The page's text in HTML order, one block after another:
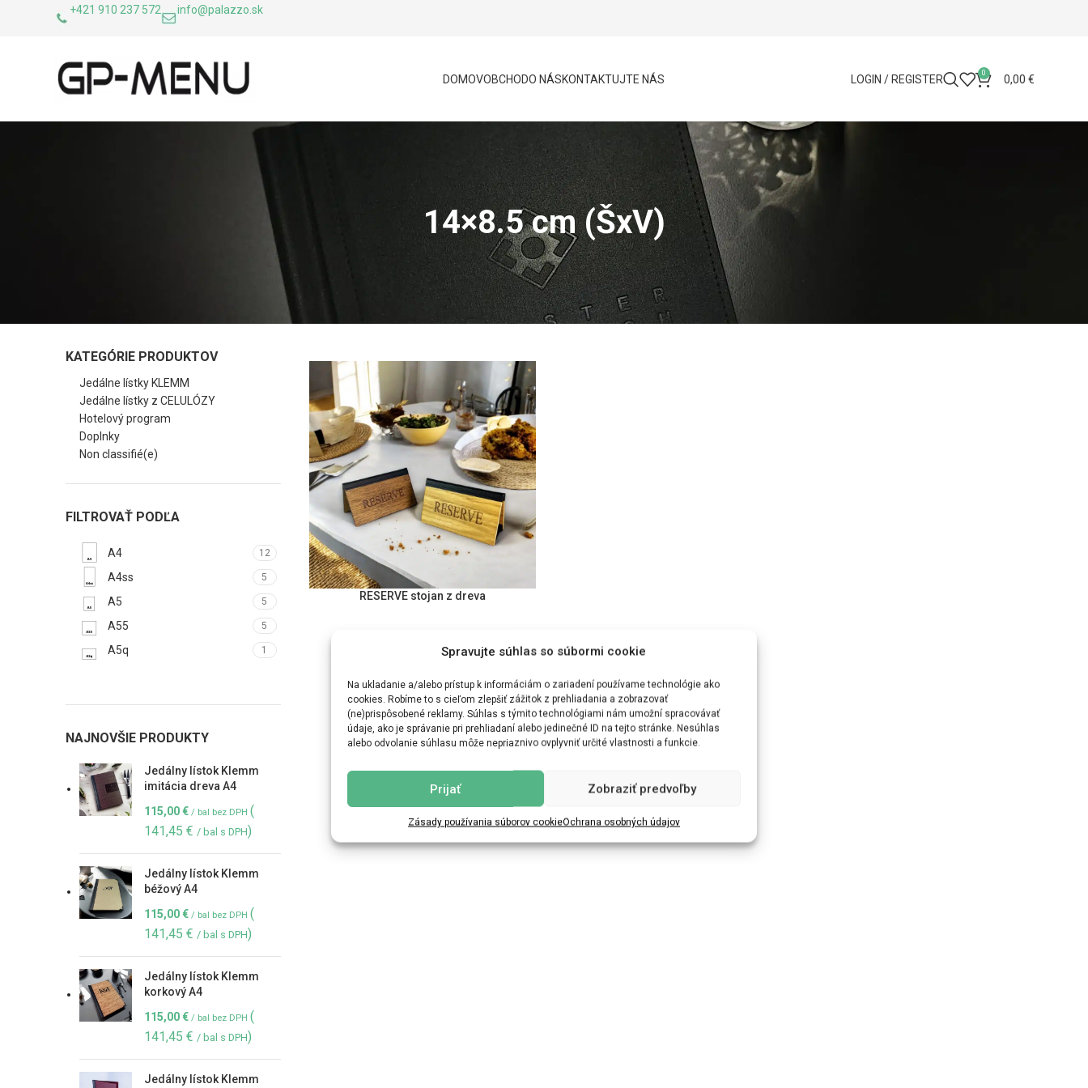
Spravujte súhlas so súbormi cookie
Na ukladanie a/alebo prístup k informáciám o zariadení používame technológie ako
cookies. Robíme to s cieľom zlepšiť zážitok z prehliadania a zobrazovať
(ne)prispôsobené reklamy. Súhlas s týmito technológiami nám umožní spracovávať
údaje, ako je správanie pri prehliadaní alebo jedinečné ID na tejto stránke. Nesúhlas
alebo odvolanie súhlasu môže nepriaznivo ovplyvniť určité vlastnosti a funkcie.
Prijať Zobraziť predvoľby
Zásady používania súborov cookieOchrana osobných údajov
+421 910 237 572 info@palazzo.sk
DOMOVOBCHODO NÁSKONTAKTUJTE NÁS LOGIN / REGISTER 0 0,00 €
14×8.5 cm (ŠxV)
KATEGÓRIE PRODUKTOV
Jedálne lístky KLEMM
Jedálne lístky z CELULÓZY
Hotelový program
Doplnky
Non classifié(e)
FILTROVAŤ PODĽA
A4 12
A4ss 5
A5 5
A55 5
A5q 1
NAJNOVŠIE PRODUKTY
Jedálny lístok Klemm
imitácia dreva A4
115,00€ / bal bez DPH (
141,45 € / bal s DPH)
Jedálny lístok Klemm
béžový A4
115,00€ / bal bez DPH (
141,45 € / bal s DPH)
Jedálny lístok Klemm
korkový A4
115,00€ / bal bez DPH (
141,45 € / bal s DPH)
Jedálny lístok Klemm
CHOIX DES OPTIONS
RESERVE stojan z dreva